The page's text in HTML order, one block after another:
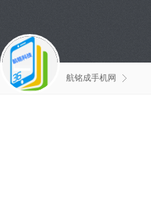
航铭成手机网